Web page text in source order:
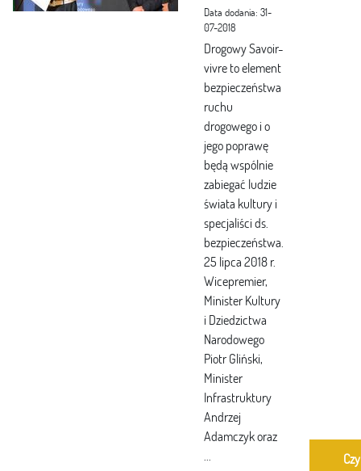
Data dodania: 31-
07-2018
Drogowy Savoir-
vivre to element
bezpieczeństwa
ruchu
drogowego i o
jego poprawę
będą wspólnie
zabiegać ludzie
świata kultury i
specjaliści ds.
bezpieczeństwa.
25 lipca 2018 r.
Wicepremier,
Minister Kultury
i Dziedzictwa
Narodowego
Piotr Gliński,
Minister
Infrastruktury
Andrzej
Adamczyk oraz
...